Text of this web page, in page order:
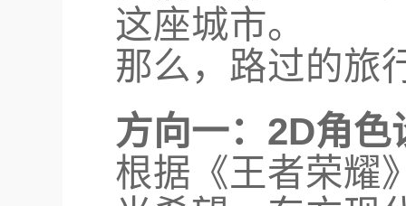
这座城市。
那么，路过的旅
方向一：2D角色
根据《王者荣耀